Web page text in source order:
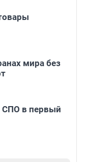
мира без
СПО в первый